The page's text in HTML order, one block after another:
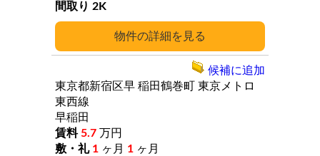
詳細
2K
東京都新宿区早 稲田鶴巻町 東京メトロ
東西線
早稲田
5.7 万円
1 ヶ月 1 ヶ月
候補に追加